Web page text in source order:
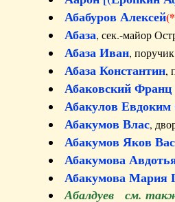
Абабуров Алексей
Абаза, сек.-майор
Абаза Иван,
Абаза Константин,
Абаковский Франц
Абакулов Евдоким
Абакумов Влас,
Абакумов Яков
Абакумова
Абакумова Мария
Абалдуев см.